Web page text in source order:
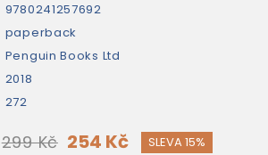
9780241257692
paperback
Penguin Books Ltd
2018
272
299 Kč 254 Kč SLEVA 15%